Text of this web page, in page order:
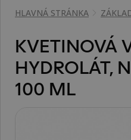
HLAVNÁ STRÁNKA
KVETINOVÁ
HYDROLÁT,
100 ML